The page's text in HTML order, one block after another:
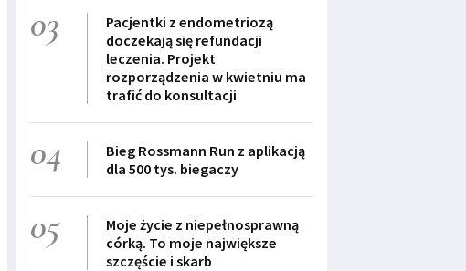
03
Pacjentki z endometriozą
doczekają się refundacji
leczenia. Projekt
rozporządzenia w kwietniu ma
trafić do konsultacji
04
Bieg Rossmann Run z aplikacją
dla 500 tys. biegaczy
05
Moje życie z niepełnosprawną
córką. To moje największe
szczęście i skarb